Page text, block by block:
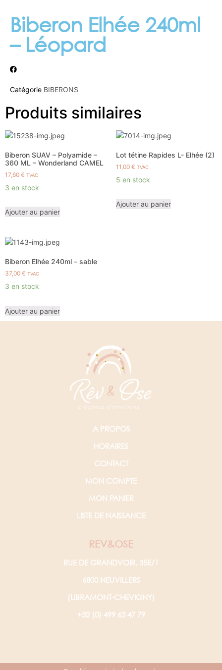
Biberon Elhée 240ml
– Léopard
Catégorie BIBERONS
Produits similaires
Biberon SUAV – Polyamide –
360 ML – Wonderland CAMEL
17,60 € TVAC
3 en stock
Ajouter au panier
Lot tétine Rapides L- Elhée (2)
11,00 € TVAC
5 en stock
Ajouter au panier
Biberon Elhée 240ml – sable
37,00 € TVAC
3 en stock
Ajouter au panier
A PROPOS
HORAIRES
CONTACT
MON COMPTE
MON PANIER
LISTE DE NAISSANCE
REV&OSE
RUE DE GRANDVOIR, 35E/1
6800 NEUVILLERS
(LIBRAMONT-CHEVIGNY)
+32 (0) 499 63 47 79